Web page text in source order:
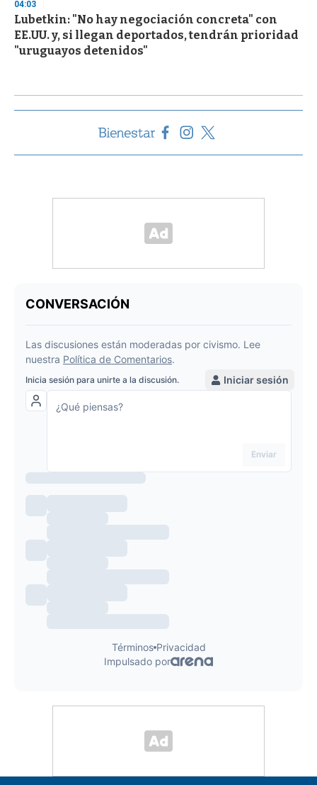
04:03
Lubetkin: "No hay negociación concreta" con
EE.UU. y, si llegan deportados, tendrán prioridad
"uruguayos detenidos"